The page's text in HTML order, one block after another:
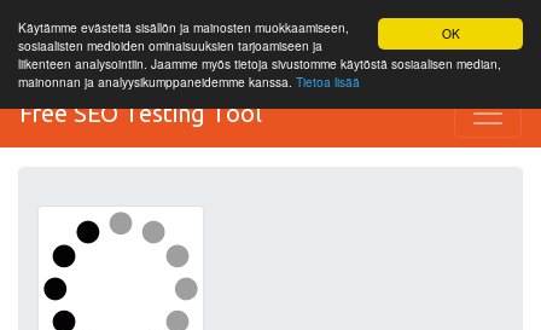
OK
Käytämme evästeitä sisällön ja mainosten muokkaamiseen,
sosiaalisten medioiden ominaisuuksien tarjoamiseen ja
liikenteen analysointiin. Jaamme myös tietoja sivustomme käytöstä sosiaalisen median,
mainonnan ja analyysikumppaneidemme kanssa. Tietoa lisää
Free SEO Testing Tool